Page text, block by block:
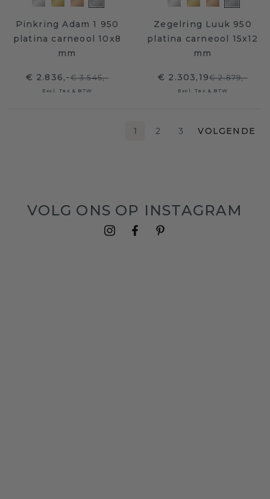
Pinkring Adam 1 950
platina carneool 10x8
mm
€ 2.836,-€ 3.545,-
Excl. Tax & BTW
Zegelring Luuk 950
platina carneool 15x12
mm
€ 2.303,19€ 2.879,-
Excl. Tax & BTW
1 2 3 VOLGENDE
VOLG ONS OP INSTAGRAM